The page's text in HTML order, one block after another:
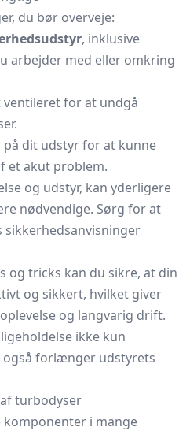
du bør overveje:
, inklusive
arbejder med eller omkring
for at undgå
dit udstyr for at kunne
et akut problem.
og udstyr, kan yderligere
nødvendige. Sørg for at
og tricks kan du sikre, at din
og sikkert, hvilket giver
og langvarig drift.
ikke kun
forlænger udstyrets
turbodyser
i mange